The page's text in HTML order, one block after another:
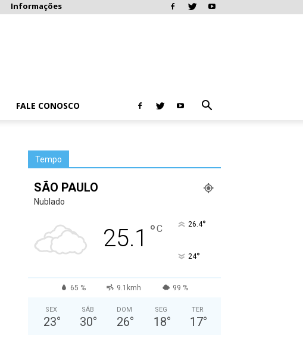
Informações
FALE CONOSCO
Tempo
SÃO PAULO
Nublado
25.1 °C 26.4°
24°
65 % 9.1kmh 99 %
SEX
23°
SÁB
30°
DOM
26°
SEG
18°
TER
17°